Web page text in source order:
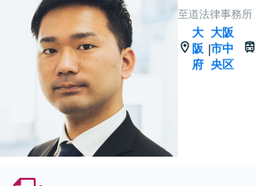
至道法律事務所
大
阪
府
|
大阪
市中
央区